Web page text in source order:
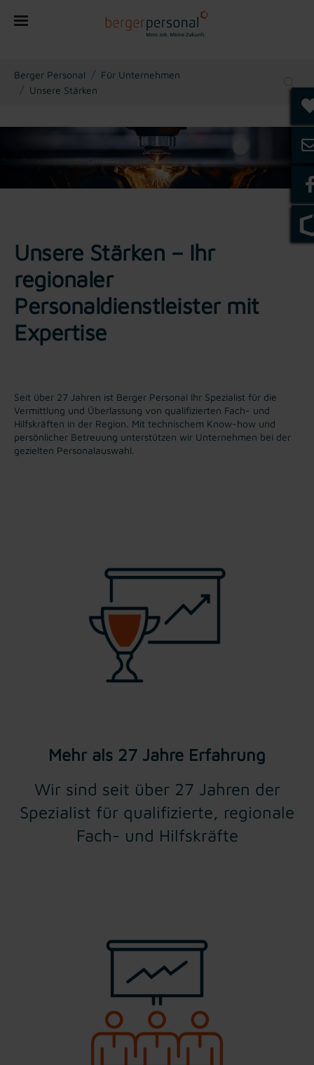
You are here:
Berger Personal
Für Unternehmen
Unsere Stärken
Unsere Stärken – Ihr
regionaler
Personaldienstleister mit
Expertise
Seit über 27 Jahren ist Berger Personal Ihr Spezialist für die
Vermittlung und Überlassung von qualifizierten Fach- und
Hilfskräften in der Region. Mit technischem Know-how und
persönlicher Betreuung unterstützen wir Unternehmen bei der
gezielten Personalauswahl.
Mehr als 27 Jahre Erfahrung
Wir sind seit über 27 Jahren der
Spezialist für qualifizierte, regionale
Fach- und Hilfskräfte